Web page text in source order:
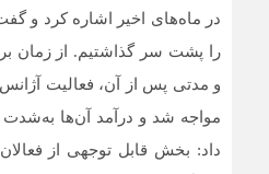
در ماه‌های اخیر اشاره کرد و
را پشت سر گذاشتیم. از زمان
و مدتی پس از آن، فعالیت
مواجه شد و درآمد آن‌ها
داد: بخش قابل توجهی از